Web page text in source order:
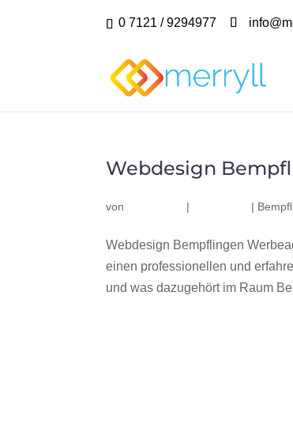
0 7121 / 9294977
Webdesign
von | |
Webdesign Bempflingen
einen professionellen und
und was dazugehört im Raum